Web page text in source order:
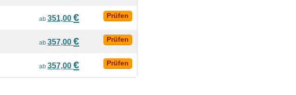
ab 351,00 € Prüfen
ab 357,00 € Prüfen
ab 357,00 € Prüfen